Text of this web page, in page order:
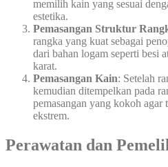
memilih kain yang sesuai
estetika.
Pemasangan Struktur
rangka yang kuat sebagai
dari bahan logam seperti besi
karat.
Pemasangan Kain: Setelah
kemudian ditempelkan pada
pemasangan yang kokoh agar
ekstrem.
Perawatan dan